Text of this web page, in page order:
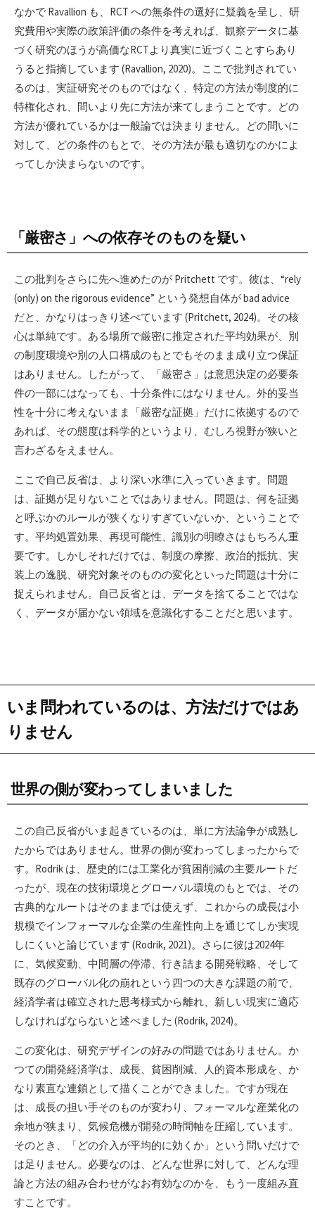
なかで Ravallion も、RCT への無条件の選好に疑義を呈し、研
究費用や実際の政策評価の条件を考えれば、観察データに基
づく研究のほうが高価なRCTより真実に近づくことすらあり
うると指摘しています (Ravallion, 2020)。ここで批判されてい
るのは、実証研究そのものではなく、特定の方法が制度的に
特権化され、問いより先に方法が来てしまうことです。どの
方法が優れているかは一般論では決まりません。どの問いに
対して、どの条件のもとで、その方法が最も適切なのかによ
ってしか決まらないのです。
「厳密さ」への依存そのものを疑い
この批判をさらに先へ進めたのが Pritchett です。彼は、“rely
(only) on the rigorous evidence” という発想自体が bad advice
だと、かなりはっきり述べています (Pritchett, 2024)。その核
心は単純です。ある場所で厳密に推定された平均効果が、別
の制度環境や別の人口構成のもとでもそのまま成り立つ保証
はありません。したがって、「厳密さ」は意思決定の必要条
件の一部にはなっても、十分条件にはなりません。外的妥当
性を十分に考えないまま「厳密な証拠」だけに依拠するので
あれば、その態度は科学的というより、むしろ視野が狭いと
言わざるをえません。
ここで自己反省は、より深い水準に入っていきます。問題
は、証拠が足りないことではありません。問題は、何を証拠
と呼ぶかのルールが狭くなりすぎていないか、ということで
す。平均処置効果、再現可能性、識別の明瞭さはもちろん重
要です。しかしそれだけでは、制度の摩擦、政治的抵抗、実
装上の逸脱、研究対象そのものの変化といった問題は十分に
捉えられません。自己反省とは、データを捨てることではな
く、データが届かない領域を意識化することだと思います。
いま問われているのは、方法だけではあ
りません
世界の側が変わってしまいました
この自己反省がいま起きているのは、単に方法論争が成熟し
たからではありません。世界の側が変わってしまったからで
す。Rodrik は、歴史的には工業化が貧困削減の主要ルートだ
ったが、現在の技術環境とグローバル環境のもとでは、その
古典的なルートはそのままでは使えず、これからの成長は小
規模でインフォーマルな企業の生産性向上を通じてしか実現
しにくいと論じています (Rodrik, 2021)。さらに彼は2024年
に、気候変動、中間層の停滞、行き詰まる開発戦略、そして
既存のグローバル化の崩れという四つの大きな課題の前で、
経済学者は確立された思考様式から離れ、新しい現実に適応
しなければならないと述べました (Rodrik, 2024)。
この変化は、研究デザインの好みの問題ではありません。か
つての開発経済学は、成長、貧困削減、人的資本形成を、か
なり素直な連鎖として描くことができました。ですが現在
は、成長の担い手そのものが変わり、フォーマルな産業化の
余地が狭まり、気候危機が開発の時間軸を圧縮しています。
そのとき、「どの介入が平均的に効くか」という問いだけで
は足りません。必要なのは、どんな世界に対して、どんな理
論と方法の組み合わせがなお有効なのかを、もう一度組み直
すことです。